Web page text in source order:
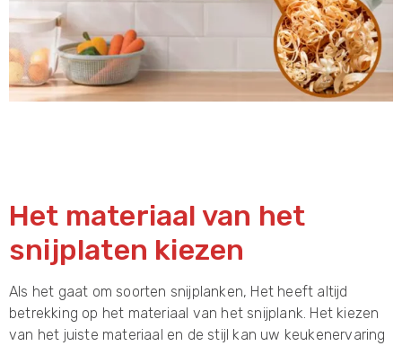
Het materiaal van het
snijplaten kiezen
Als het gaat om soorten snijplanken, Het heeft altijd
betrekking op het materiaal van het snijplank. Het kiezen
van het juiste materiaal en de stijl kan uw keukenervaring